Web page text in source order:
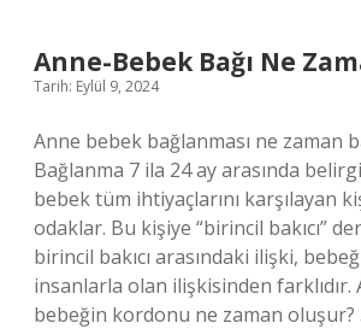
Anne-Bebek Bağı Ne
Tarih: Eylül 9, 2024
Anne bebek bağlanması ne zaman
Bağlanma 7 ila 24 ay arasında
bebek tüm ihtiyaçlarını karşılayan
odaklar. Bu kişiye “birincil bakıcı”
birincil bakıcı arasındaki ilişki,
insanlarla olan ilişkisinden farklıdır.
bebeğin kordonu ne zaman oluşur?